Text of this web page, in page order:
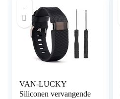
VAN-LUCKY
Siliconen vervangende